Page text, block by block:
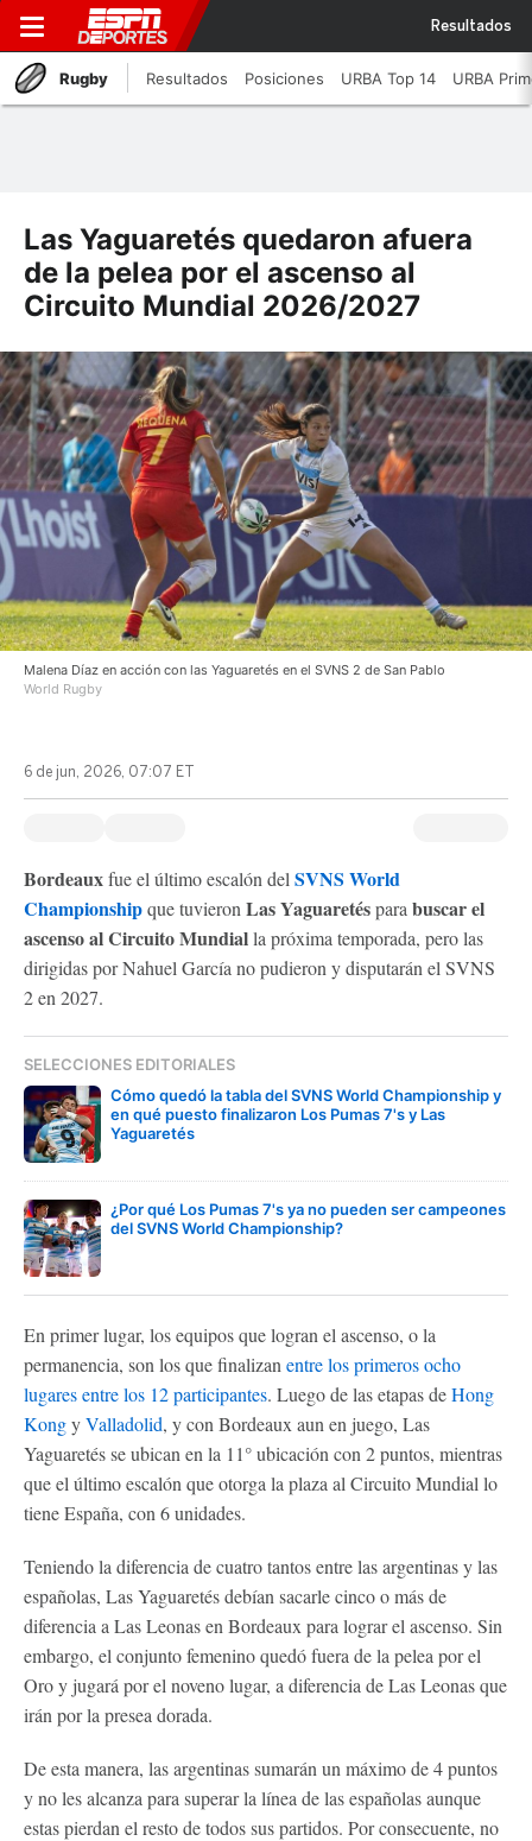
Resultados
Rugby Resultados Posiciones URBA Top 14 URBA
Las Yaguaretés quedaron afuera
de la pelea por el ascenso al
Circuito Mundial 2026/2027
Malena Díaz en acción con las Yaguaretés en el SVNS 2 de San Pablo
World Rugby
6 de jun, 2026, 07:07 ET
Bordeauxfue el último escalón del SVNS World
Championshipque tuvieron Las Yaguaretéspara buscar el
ascenso al Circuito Mundialla próxima temporada, pero las
dirigidas por Nahuel García no pudieron y disputarán el SVNS
2 en 2027.
SELECCIONES EDITORIALES
Cómo quedó la tabla del SVNS World Championship y
en qué puesto finalizaron Los Pumas 7's y Las
Yaguaretés
¿Por qué Los Pumas 7's ya no pueden ser campeones
del SVNS World Championship?
En primer lugar, los equipos que logran el ascenso, o la
permanencia, son los que finalizan entre los primeros ocho
lugares entre los 12 participantes. Luego de las etapas deHong
KongyValladolid, y con Bordeaux aun en juego, Las
Yaguaretés se ubican en la 11° ubicación con 2 puntos, mientras
que el último escalón que otorga la plaza al Circuito Mundial lo
tiene España, con 6 unidades.
Teniendo la diferencia de cuatro tantos entre las argentinas y las
españolas, Las Yaguaretés debían sacarle cinco o más de
diferencia a Las Leonas en Bordeaux para lograr el ascenso. Sin
embargo, el conjunto femenino quedó fuera de la pelea por el
Oro y jugará por el noveno lugar, a diferencia de Las Leonas que
irán por la presea dorada.
De esta manera, las argentinas sumarán un máximo de 4 puntos
y no les alcanza para superar la línea de las españolas aunque
estas pierdan el resto de todos sus partidos. Por consecuente, no